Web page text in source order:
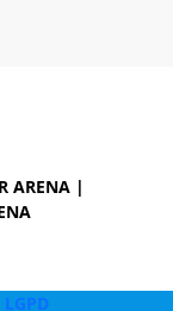
ARENA |
LGPD